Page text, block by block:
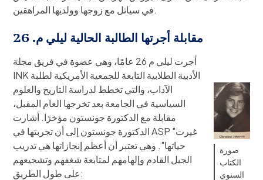
في سياتل مع زوجها وولديها المراهقين.
مقابلة أجرتها الطالبة الحالية ليلي م. 26
صورة
الكتاب
السنوي
أجرت ليلي م 26 عامًا، وهي عضوة في فريق مجلة
INK الأدبية الطلابية التابعة للجمعية الأمريكية لطلبة
الآداب، والتي تخطط لدراسة التاريخ والعلوم
السياسية في الجامعة بعد تخرجها العام المقبل،
مقابلة مع الدكتورة جونستون مؤخرًا. أشارت
الدكتورة جونستون إلى أن تجربتها في ASP "غيرت
حياتها". وهي تعتبر أن أعظم إنجازاتها هي تدريب
الجيل القادم وإلهامهم لمتابعة شغفهم وتشجيعهم
على طول الطريق: